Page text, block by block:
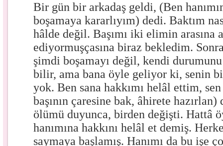
Bir gün bir arkadaş geldi, (Ben
boşamaya kararlıyım) dedi. Baktım
hâlde değil. Başımı iki elimin arasına
ediyormuşçasına biraz bekledim.
şimdi boşamayı değil, kendi
bilir, ama bana öyle geliyor ki, senin
yok. Ben sana hakkımı helâl ettim,
başının çaresine bak, âhirete
ölümü duyunca, birden değişti. Hattâ
hanımına hakkını helâl et demiş.
saymaya başlamış. Hanımı da bu işe